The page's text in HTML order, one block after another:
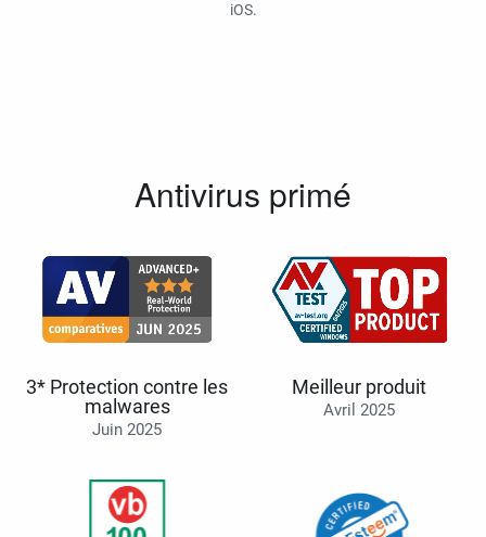
iOS.
Antivirus primé
3* Protection contre les
malwares
Juin 2025
Meilleur produit
Avril 2025